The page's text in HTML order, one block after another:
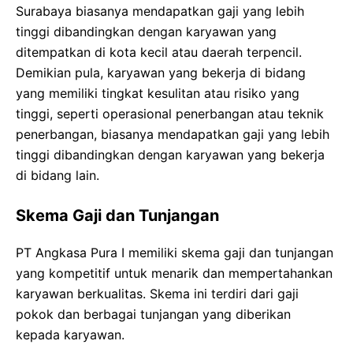
Surabaya biasanya mendapatkan gaji yang lebih
tinggi dibandingkan dengan karyawan yang
ditempatkan di kota kecil atau daerah terpencil.
Demikian pula, karyawan yang bekerja di bidang
yang memiliki tingkat kesulitan atau risiko yang
tinggi, seperti operasional penerbangan atau teknik
penerbangan, biasanya mendapatkan gaji yang lebih
tinggi dibandingkan dengan karyawan yang bekerja
di bidang lain.
Skema Gaji dan Tunjangan
PT Angkasa Pura I memiliki skema gaji dan tunjangan
yang kompetitif untuk menarik dan mempertahankan
karyawan berkualitas. Skema ini terdiri dari gaji
pokok dan berbagai tunjangan yang diberikan
kepada karyawan.